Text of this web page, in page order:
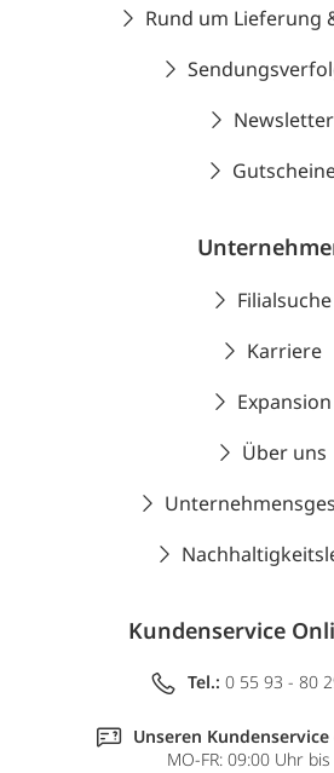
Rund um Lieferung
Newsletter
Filialsuche
Karriere
Expansion
Über uns
Kundenservice
Tel.: 0 55 93 - 80
Unseren
MO-FR: 09:00 Uhr